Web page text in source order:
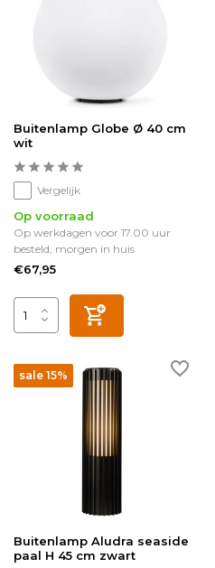
Buitenlamp Globe Ø 40 cm
wit
Vergelijk
Op voorraad
Op werkdagen voor 17.00 uur
besteld, morgen in huis
€67,95
sale 15%
Buitenlamp Aludra seaside
paal H 45 cm zwart